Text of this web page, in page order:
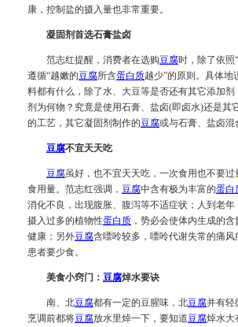
康，控制盐的摄入量也非常重要。
凝固剂首选石膏盐卤
范志红提醒，消费者在选购豆腐时，除了依照
遵循“越嫩的豆腐所含蛋白质越少”的原则。具体
料都有什么，除了水、大豆等是否还有其它添加
剂为何物？究竟是使用石膏、盐卤(即卤水)还是其
的工艺，其它凝固剂制作的豆腐或与石膏、盐卤
豆腐不宜天天吃
豆腐虽好，也不宜天天吃，一次食用也不要
食用量。范志红强调， 豆腐中含有极为丰富的蛋白
消化不良，出现腹胀、腹泻等不适症状；人到老
摄入过多的植物性蛋白质 ，势必会使体内生成的
健康；另外豆腐含嘌呤较多，嘌呤代谢失常的痛
患者要少食。
美食小窍门： 豆腐焯水要诀
南、北豆腐都有一定的豆腥味，北豆腐并有轻
烹调前都将豆腐放水里焯一下，要知道豆腐焯水大